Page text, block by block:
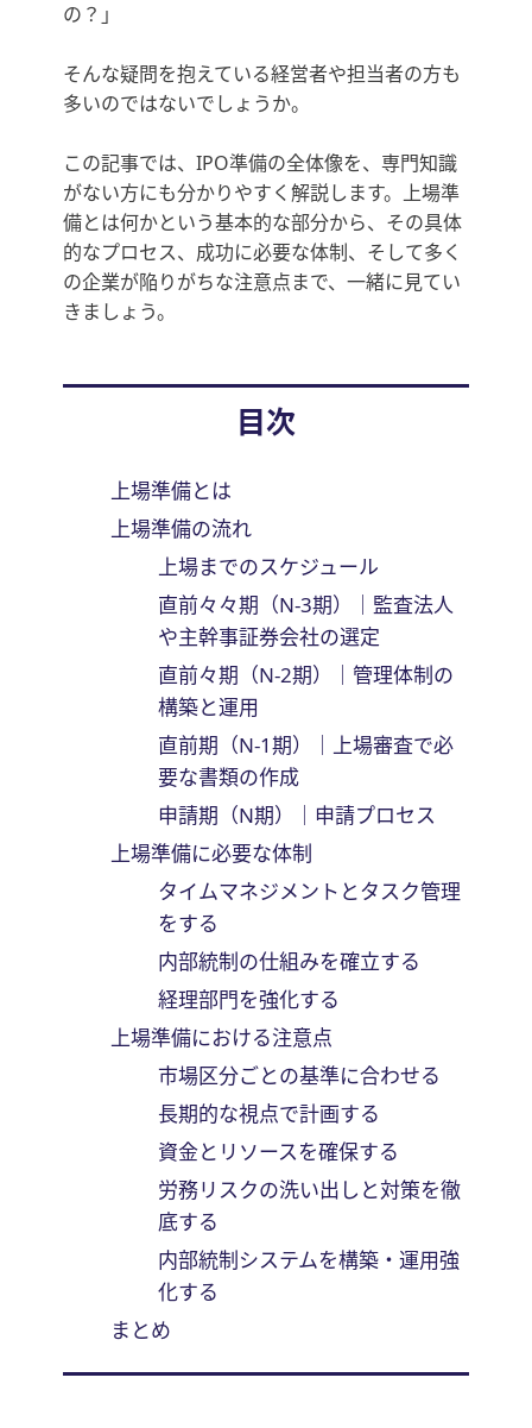
の？」
そんな疑問を抱えている経営者や担当者の方も
多いのではないでしょうか。
この記事では、IPO準備の全体像を、専門知識
がない方にも分かりやすく解説します。上場準
備とは何かという基本的な部分から、その具体
的なプロセス、成功に必要な体制、そして多く
の企業が陥りがちな注意点まで、一緒に見てい
きましょう。
目次
上場準備とは
上場準備の流れ
上場までのスケジュール
直前々々期（N-3期）｜監査法人
や主幹事証券会社の選定
直前々期（N-2期）｜管理体制の
構築と運用
直前期（N-1期）｜上場審査で必
要な書類の作成
申請期（N期）｜申請プロセス
上場準備に必要な体制
タイムマネジメントとタスク管理
をする
内部統制の仕組みを確立する
経理部門を強化する
上場準備における注意点
市場区分ごとの基準に合わせる
長期的な視点で計画する
資金とリソースを確保する
労務リスクの洗い出しと対策を徹
底する
内部統制システムを構築・運用強
化する
まとめ